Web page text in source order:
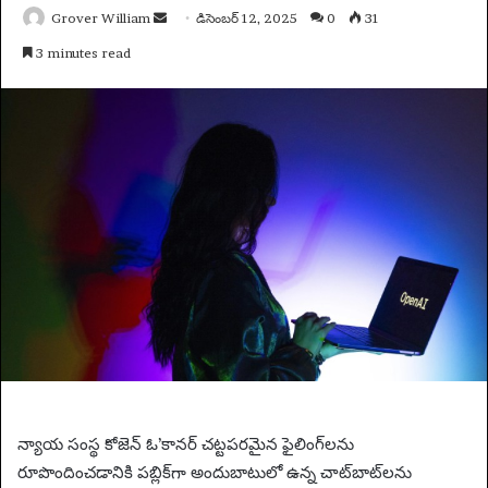
Grover William
m
a
డిసెంబర్ 12, 2025 0 31
3 minutes read
న్యాయ సంస్థ కోజెన్ ఓ’కానర్ చట్టపరమైన ఫైలింగ్‌లను
రూపొందించడానికి పబ్లిక్‌గా అందుబాటులో ఉన్న చాట్‌బాట్‌లను